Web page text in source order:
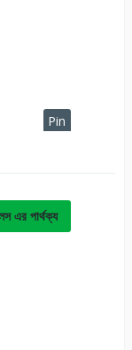
Pin
এর পার্থক্য